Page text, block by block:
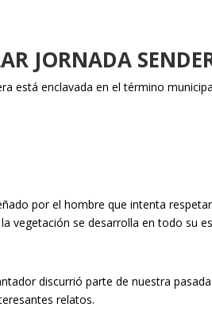
JORNADA
está enclavada en el término
por el hombre que intenta
vegetación se desarrolla en todo su
discurrió parte de nuestra
relatos.